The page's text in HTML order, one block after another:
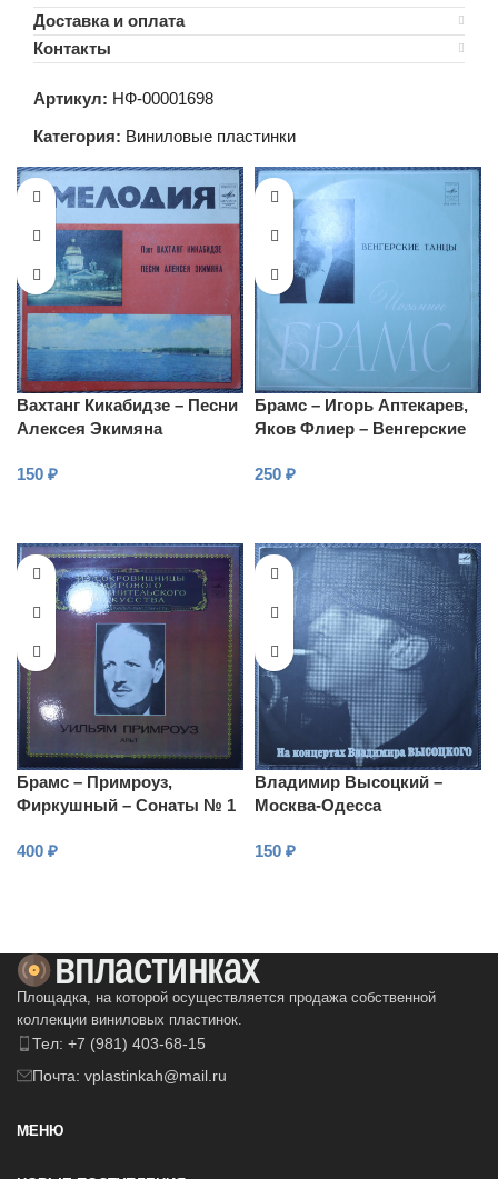
Доставка и оплата
Контакты
Артикул: НФ-00001698
Категория: Виниловые пластинки
Вахтанг Кикабидзе – Песни
Алексея Экимяна
150 ₽
Брамс – Игорь Аптекарев,
Яков Флиер – Венгерские
250 ₽
Брамс – Примроуз,
Фиркушный – Сонаты № 1
фортепиано
400 ₽
Владимир Высоцкий –
Москва-Одесса
150 ₽
Площадка, на которой осуществляется продажа собственной
коллекции виниловых пластинок.
Тел: +7 (981) 403-68-15
Почта: vplastinkah@mail.ru
МЕНЮ